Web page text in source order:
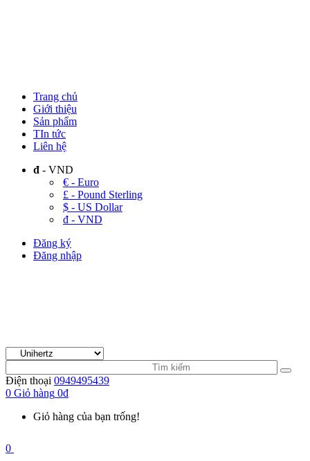
Trang chủ
Giới thiệu
Sản phẩm
TIn tức
Liên hệ
đ - VND
€ - Euro
£ - Pound Sterling
$ - US Dollar
đ - VND
Đăng ký
Đăng nhập
Điện thoại 0949495439
0 Giỏ hàng 0đ
Giỏ hàng của bạn trống!
0